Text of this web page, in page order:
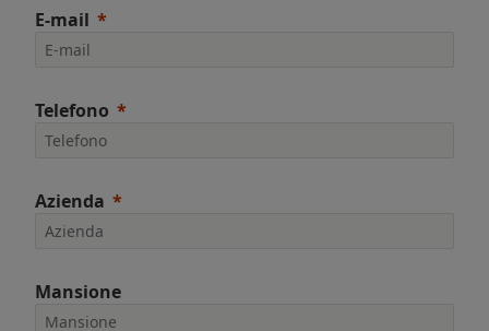
E-mail
Telefono
Azienda
Mansione